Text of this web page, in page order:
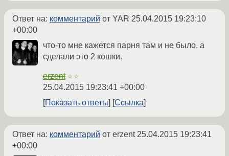
Ответ на: комментарий от YAR 25.04.2015 19:23:10
+00:00
что-то мне кажется парня там и не было, а
сделали это 2 кошки.
erzent ☆☆
25.04.2015 19:23:41 +00:00
Показать ответы
Ссылка
Ответ на: комментарий от erzent25.04.2015 19:23:41
+00:00